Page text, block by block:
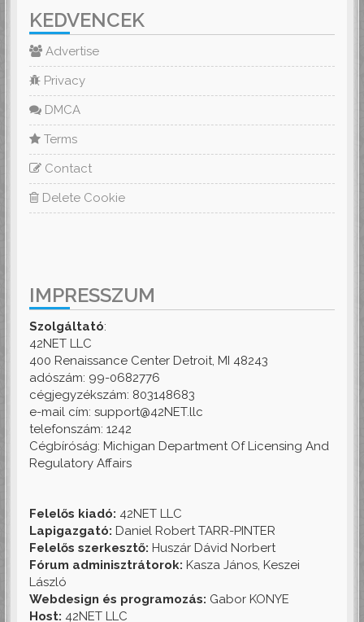
KEDVENCEK
Advertise
Privacy
DMCA
Terms
Contact
Delete Cookie
IMPRESSZUM
Szolgáltató:
42NET LLC
400 Renaissance Center Detroit, MI 48243
adószám: 99-0682776
cégjegyzékszám: 803148683
e-mail cím: support@42NET.llc
telefonszám: 1242
Cégbíróság: Michigan Department Of Licensing And
Regulatory Affairs
Felelős kiadó: 42NET LLC
Lapigazgató: Daniel Robert TARR-PINTER
Felelős szerkesztő: Huszár Dávid Norbert
Fórum adminisztrátorok: Kasza János, Keszei
László
Webdesign és programozás: Gabor KONYE
Host: 42NET LLC